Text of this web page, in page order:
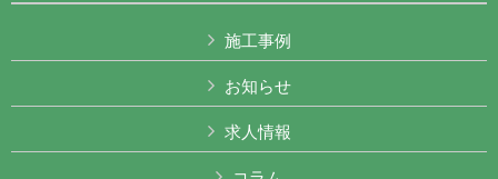
施工事例
お知らせ
求人情報